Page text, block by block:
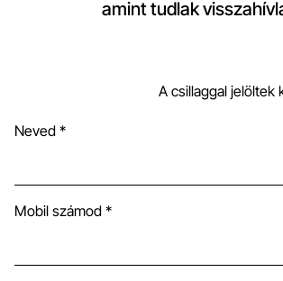
amint tudlak
A csillaggal jelöltek
Neved *
Mobil számod *